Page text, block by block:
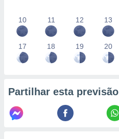
10 11 12 13
17 18 19 20
Partilhar esta previsão